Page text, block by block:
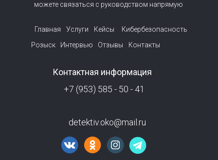
Главная Услуги Кейсы
Кибербезопасность
Интервью
Отзывы Контакты
Розыск
detektiv.oko@mail.ru
+7 (953) 585 - 50 - 41
Контактная информация
можете связаться с руководством напрямую